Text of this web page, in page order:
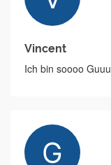
Vincent
Ich bin soooo